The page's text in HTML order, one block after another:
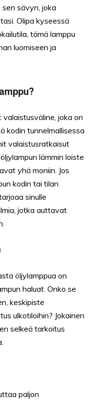
sävyn, joka
Olipa kyseessä
tämä lamppu
luomiseen ja
joka on
kodin tunnelmallisessa
valaistusratkaisut
lämmin loiste
yhä moniin. Jos
kodin tai tilan
sinulle
jotka auttavat
öljylamppua on
haluat. Onko se
keskipiste
ulkotiloihin? Jokainen
selkeä tarkoitus
paljon